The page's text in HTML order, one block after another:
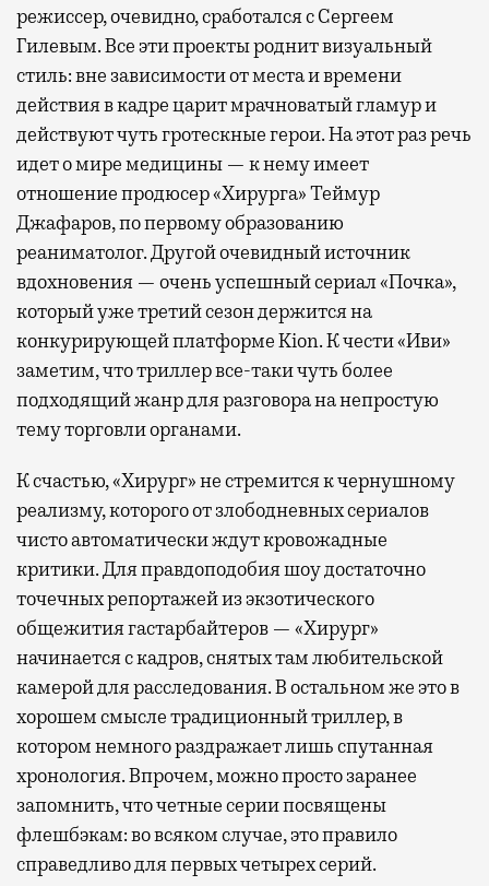
режиссер, очевидно, сработался с Сергеем
Гилевым. Все эти проекты роднит визуальный
стиль: вне зависимости от места и времени
действия в кадре царит мрачноватый гламур и
действуют чуть гротескные герои. На этот раз речь
идет о мире медицины — к нему имеет
отношение продюсер «Хирурга» Теймур
Джафаров, по первому образованию
реаниматолог. Другой очевидный источник
вдохновения — очень успешный сериал «Почка»,
который уже третий сезон держится на
конкурирующей платформе Kion. К чести «Иви»
заметим, что триллер все-таки чуть более
подходящий жанр для разговора на непростую
тему торговли органами.
К счастью, «Хирург» не стремится к чернушному
реализму, которого от злободневных сериалов
чисто автоматически ждут кровожадные
критики. Для правдоподобия шоу достаточно
точечных репортажей из экзотического
общежития гастарбайтеров — «Хирург»
начинается с кадров, снятых там любительской
камерой для расследования. В остальном же это в
хорошем смысле традиционный триллер, в
котором немного раздражает лишь спутанная
хронология. Впрочем, можно просто заранее
запомнить, что четные серии посвящены
флешбэкам: во всяком случае, это правило
справедливо для первых четырех серий.